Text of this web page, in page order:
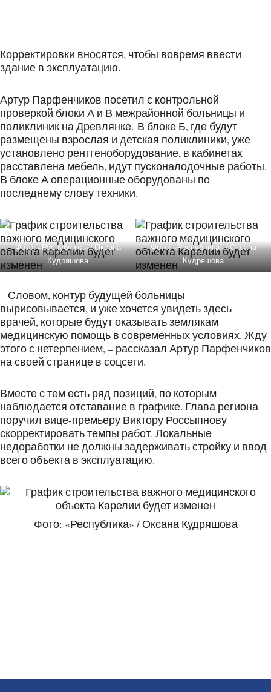
Корректировки вносятся, чтобы вовремя ввести
здание в эксплуатацию.
Артур Парфенчиков посетил с контрольной
проверкой блоки А и В межрайонной больницы и
поликлиник на Древлянке. В блоке Б, где будут
размещены взрослая и детская поликлиники, уже
установлено рентгеноборудование, в кабинетах
расставлена мебель, идут пусконалодочные работы.
В блоке А операционные оборудованы по
последнему слову техники.
Фото: «Республика» / Оксана
Кудряшова
Фото: «Республика» / Оксана
Кудряшова
– Словом, контур будущей больницы
вырисовывается, и уже хочется увидеть здесь
врачей, которые будут оказывать землякам
медицинскую помощь в современных условиях. Жду
этого с нетерпением, – рассказал Артур Парфенчиков
на своей странице в соцсети.
Вместе с тем есть ряд позиций, по которым
наблюдается отставание в графике. Глава региона
поручил вице-премьеру Виктору Россыпнову
скорректировать темпы работ. Локальные
недоработки не должны задерживать стройку и ввод
всего объекта в эксплуатацию.
Фото: «Республика» / Оксана Кудряшова